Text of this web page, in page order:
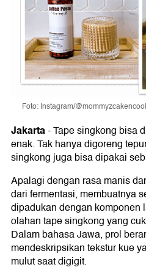
Foto: Instagram/
Jakarta-Tape singkong bisa
enak. Tak hanya digoreng
singkong juga bisa dipakai
Apalagi dengan rasa manis
dari fermentasi, membuatnya
dipadukan dengan komponen
olahan tape singkong yang
Dalam bahasa Jawa, prol
mendeskripsikan tekstur kue
mulut saat digigit.